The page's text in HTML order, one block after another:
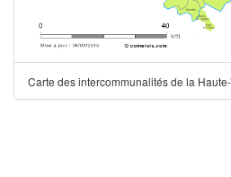
Carte des intercommunalités de la